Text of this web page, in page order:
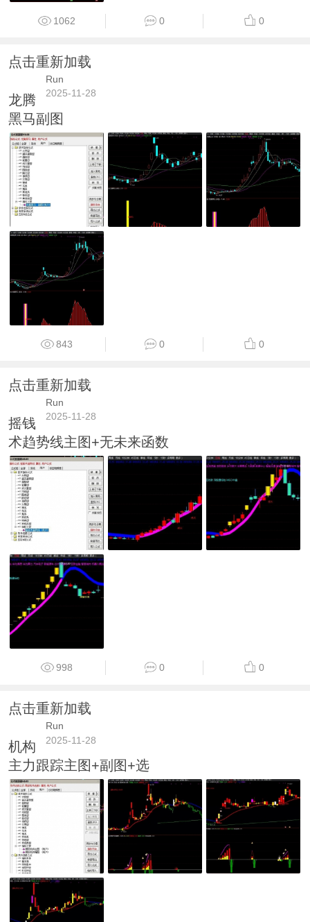
1062 0 0
点击重新加载
Run
2025-11-28
龙腾
黑马副图
843 0 0
点击重新加载
Run
2025-11-28
摇钱
术趋势线主图+无未来函数
998 0 0
点击重新加载
Run
2025-11-28
机构
主力跟踪主图+副图+选